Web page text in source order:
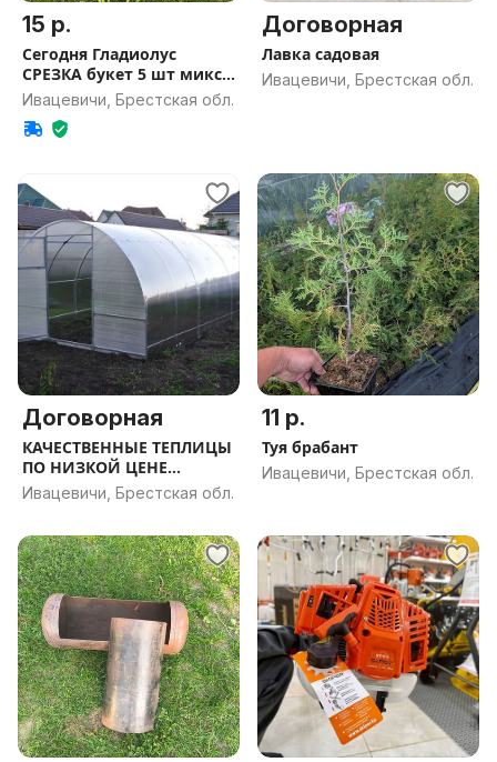
15 р.
Сегодня Гладиолус
СРЕЗКА букет 5 шт микс
цвета
Ивацевичи, Брестская обл.
Договорная
Лавка садовая
Ивацевичи, Брестская обл.
Договорная
КАЧЕСТВЕННЫЕ ТЕПЛИЦЫ
ПО НИЗКОЙ ЦЕНЕ
ДОСТАВКА
Ивацевичи, Брестская обл.
11 р.
Туя брабант
Ивацевичи, Брестская обл.